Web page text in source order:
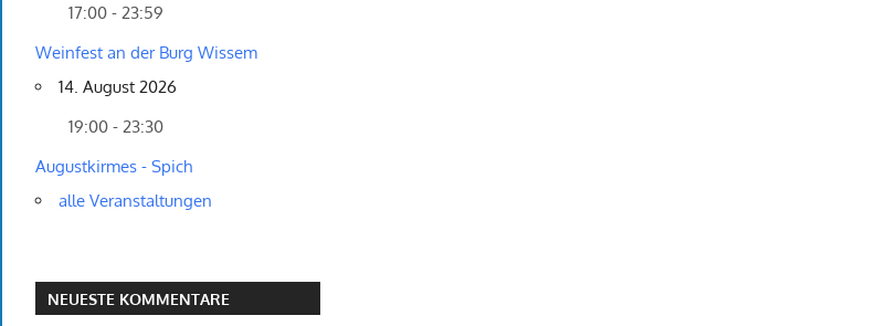
17:00 - 23:59
Weinfest an der Burg Wissem
14. August 2026
19:00 - 23:30
Augustkirmes - Spich
alle Veranstaltungen
NEUESTE KOMMENTARE